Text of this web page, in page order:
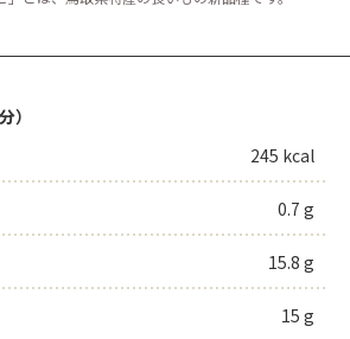
）
245 kcal
0.7 g
15.8 g
15 g